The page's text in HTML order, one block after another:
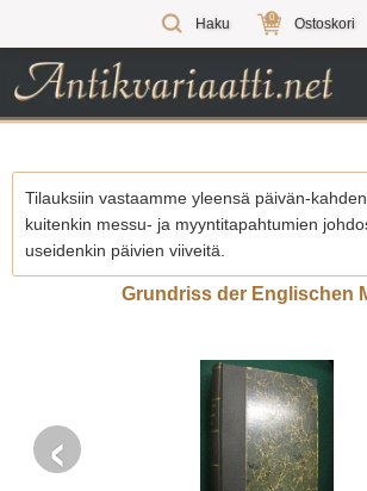
Haku 0 Ostoskori
Tilauksiin vastaamme yleensä päivän-kahden
kuitenkin messu- ja myyntitapahtumien
useidenkin päivien viiveitä.
Grundriss der Englischen
‹